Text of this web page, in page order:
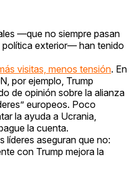
—que no siempre pasan
exterior— han tenido
visitas, menos tensión. En
por ejemplo, Trump
de opinión sobre la alianza
europeos. Poco
la ayuda a Ucrania,
la cuenta.
líderes aseguran que no:
con Trump mejora la